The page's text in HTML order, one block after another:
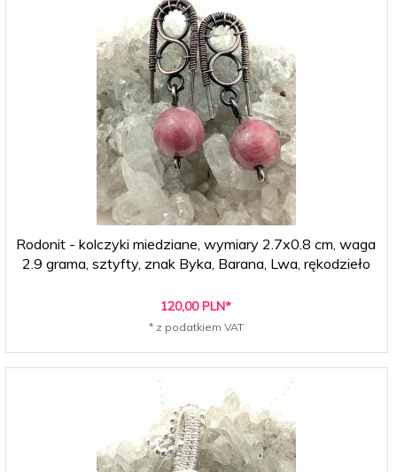
Rodonit - kolczyki miedziane, wymiary 2.7x0.8 cm, waga
2.9 grama, sztyfty, znak Byka, Barana, Lwa, rękodzieło
120,00 PLN*
* z podatkiem VAT